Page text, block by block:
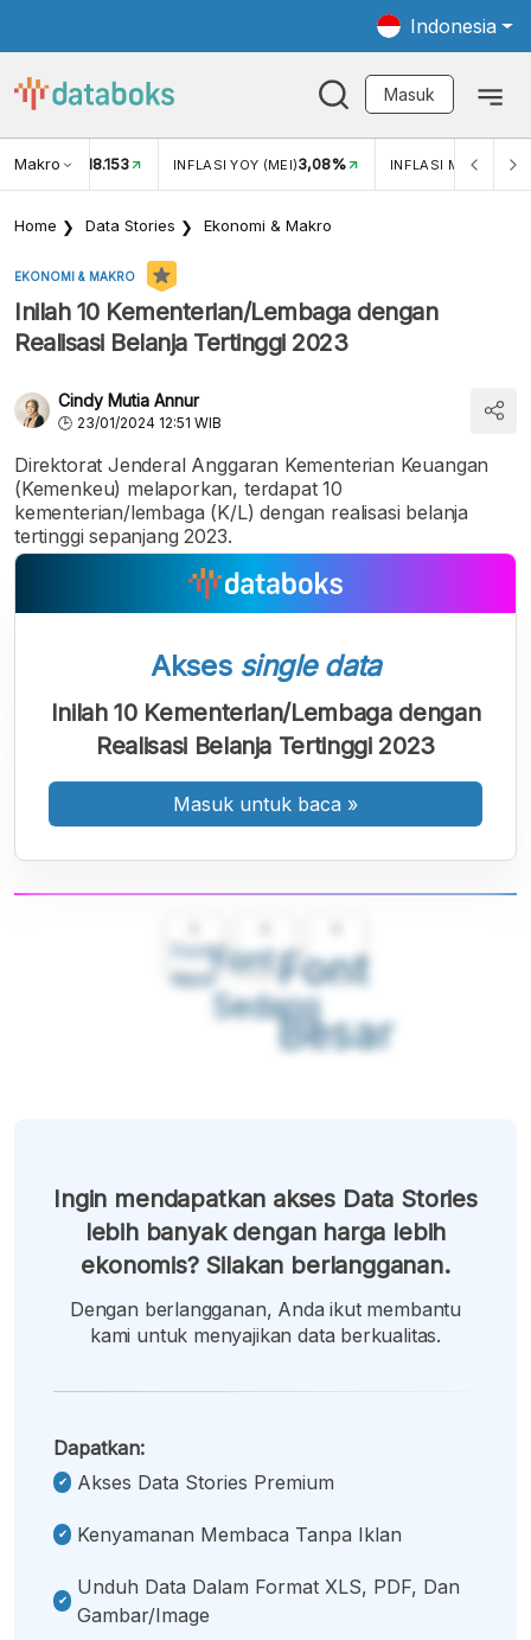
Indonesia
Masuk
Makro
USD/IDR 18.153 INFLASI YOY (MEI)3,08% INFLASI MOM (MEI)
Home Data Stories Ekonomi & Makro
EKONOMI & MAKRO
Inilah 10 Kementerian/Lembaga dengan
Realisasi Belanja Tertinggi 2023
Cindy Mutia Annur
23/01/2024 12:51 WIB
Direktorat Jenderal Anggaran Kementerian Keuangan
(Kemenkeu) melaporkan, terdapat 10
kementerian/lembaga (K/L) dengan realisasi belanja
tertinggi sepanjang 2023.
Font
Kecil
Font
Sedang
Font
Besar
Akses single data
Inilah 10 Kementerian/Lembaga dengan
Realisasi Belanja Tertinggi 2023
Masuk untuk baca »
Ingin mendapatkan akses Data Stories
lebih banyak dengan harga lebih
ekonomis? Silakan berlangganan.
Dengan berlangganan, Anda ikut membantu
kami untuk menyajikan data berkualitas.
Dapatkan:
Akses Data Stories Premium
Kenyamanan Membaca Tanpa Iklan
Unduh Data Dalam Format XLS, PDF, Dan
Gambar/image